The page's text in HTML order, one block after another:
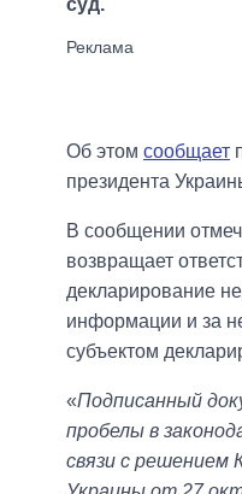
суд.
Об этом сообщает
президента
В сообщении
возвращает
декларирование
информации и за
субъектом
«Подписанный
пробелы в
связи с решением